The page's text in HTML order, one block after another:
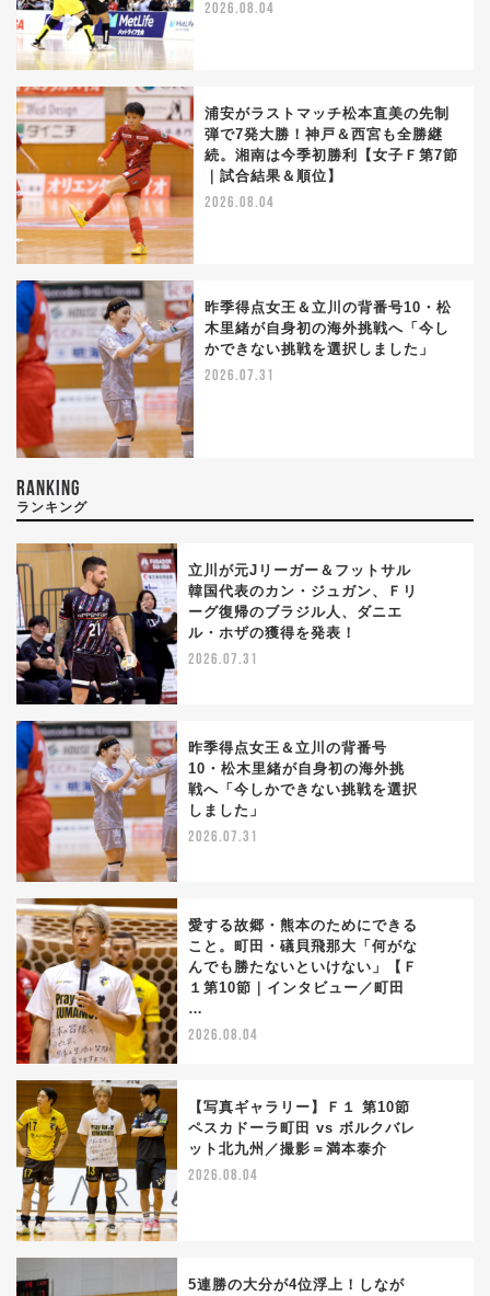
2026.08.04
浦安がラストマッチ松本直美の先制
弾で7発大勝！神戸＆西宮も全勝継
続。湘南は今季初勝利【女子Ｆ第7節
｜試合結果＆順位】
2026.08.04
昨季得点女王＆立川の背番号10・松
木里緒が自身初の海外挑戦へ「今し
かできない挑戦を選択しました」
2026.07.31
RANKING
ランキング
立川が元Jリーガー＆フットサル
韓国代表のカン・ジュガン、Ｆリ
ーグ復帰のブラジル人、ダニエ
ル・ホザの獲得を発表！
2026.07.31
昨季得点女王＆立川の背番号
10・松木里緒が自身初の海外挑
戦へ「今しかできない挑戦を選択
しました」
2026.07.31
愛する故郷・熊本のためにできる
こと。町田・礒貝飛那大「何がな
んでも勝たないといけない」【Ｆ
１第10節｜インタビュー／町田
…
2026.08.04
【写真ギャラリー】Ｆ１ 第10節
ペスカドーラ町田 vs ボルクバレ
ット北九州／撮影＝満本泰介
2026.08.04
5連勝の大分が4位浮上！しなが